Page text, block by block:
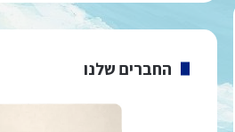
החברים שלנו